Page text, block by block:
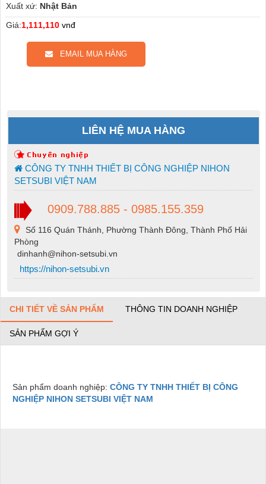
Xuất xứ: Nhật Bản
Giá:1,111,110 vnđ
EMAIL MUA HÀNG
LIÊN HỆ MUA HÀNG
CÔNG TY TNHH THIẾT BỊ CÔNG NGHIỆP NIHON
SETSUBI VIỆT NAM
0909.788.885 - 0985.155.359
Số 116 Quán Thánh, Phường Thành Đông, Thành Phố Hải
Phòng
dinhanh@nihon-setsubi.vn
https://nihon-setsubi.vn
CHI TIẾT VỀ SẢN PHẨM THÔNG TIN DOANH NGHIỆP
SẢN PHẨM GỢI Ý
Sản phẩm doanh nghiệp: CÔNG TY TNHH THIẾT BỊ CÔNG
NGHIỆP NIHON SETSUBI VIỆT NAM